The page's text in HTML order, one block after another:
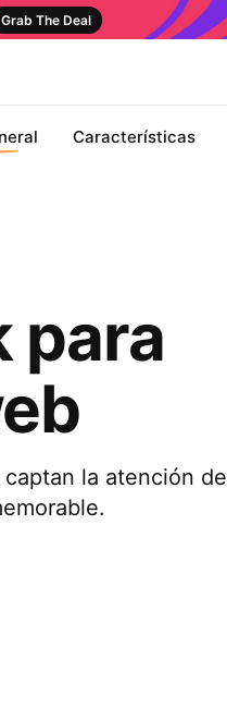
Grab The Deal
Características
para
la atención de